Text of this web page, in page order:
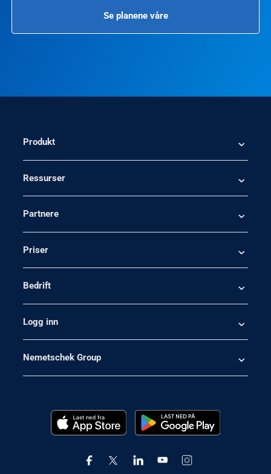
Se planene våre
Produkt
Ressurser
Partnere
Priser
Bedrift
Logg inn
Nemetschek Group